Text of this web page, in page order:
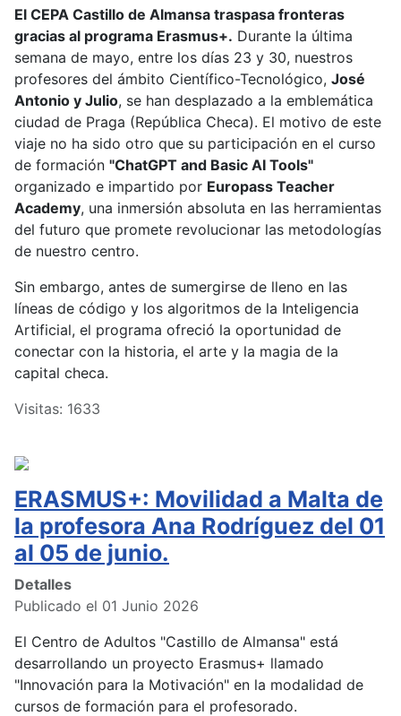
El CEPA Castillo de Almansa traspasa fronteras
gracias al programa Erasmus+. Durante la última
semana de mayo, entre los días 23 y 30, nuestros
profesores del ámbito Científico-Tecnológico, José
Antonio y Julio, se han desplazado a la emblemática
ciudad de Praga (República Checa). El motivo de este
viaje no ha sido otro que su participación en el curso
de formación "ChatGPT and Basic AI Tools"
organizado e impartido por Europass Teacher
Academy, una inmersión absoluta en las herramientas
del futuro que promete revolucionar las metodologías
de nuestro centro.
Sin embargo, antes de sumergirse de lleno en las
líneas de código y los algoritmos de la Inteligencia
Artificial, el programa ofreció la oportunidad de
conectar con la historia, el arte y la magia de la
capital checa.
Visitas: 1633
ERASMUS+: Movilidad a Malta de
la profesora Ana Rodríguez del 01
al 05 de junio.
Detalles
Publicado el 01 Junio 2026
El Centro de Adultos "Castillo de Almansa" está
desarrollando un proyecto Erasmus+ llamado
"Innovación para la Motivación" en la modalidad de
cursos de formación para el profesorado.